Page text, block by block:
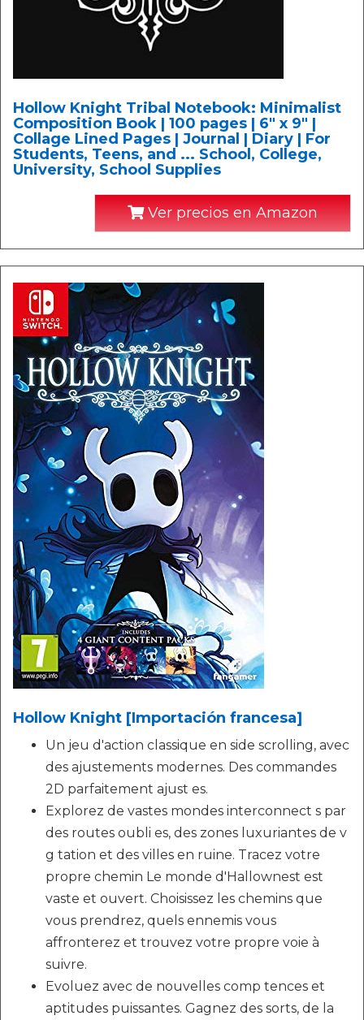
Hollow Knight Tribal Notebook: Minimalist
Composition Book | 100 pages | 6" x 9" |
Collage Lined Pages | Journal | Diary | For
Students, Teens, and ... School, College,
University, School Supplies
Ver precios en Amazon
Hollow Knight [Importación francesa]
Un jeu d'action classique en side scrolling, avec
des ajustements modernes. Des commandes
2D parfaitement ajust es.
Explorez de vastes mondes interconnect s par
des routes oubli es, des zones luxuriantes de v
g tation et des villes en ruine. Tracez votre
propre chemin Le monde d'Hallownest est
vaste et ouvert. Choisissez les chemins que
vous prendrez, quels ennemis vous
affronterez et trouvez votre propre voie à
suivre.
Evoluez avec de nouvelles comp tences et
aptitudes puissantes. Gagnez des sorts, de la